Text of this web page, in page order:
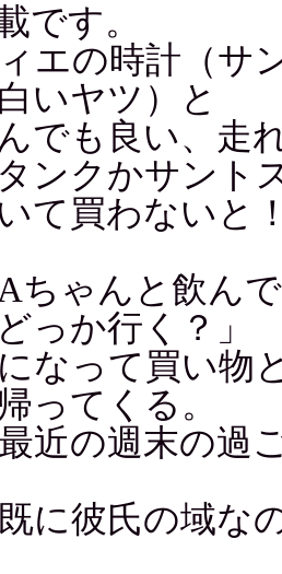
です。
エの時計（サ
いヤツ）と
でも良い、走
ンクかサント
て買わないと
ちゃんと飲ん
っか行く？」
なって買い物
ってくる。
近の週末の過
に彼氏の域な